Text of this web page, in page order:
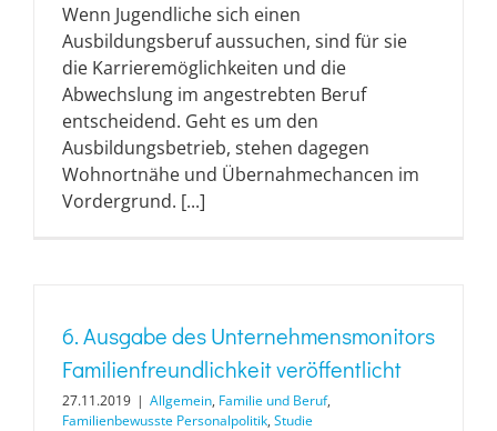
Wenn Jugendliche sich einen
Ausbildungsberuf aussuchen, sind für sie
die Karrieremöglichkeiten und die
Abwechslung im angestrebten Beruf
entscheidend. Geht es um den
Ausbildungsbetrieb, stehen dagegen
Wohnortnähe und Übernahmechancen im
Vordergrund. [...]
6. Ausgabe des Unternehmensmonitors
Familienfreundlichkeit veröffentlicht
27.11.2019 | Allgemein, Familie und Beruf,
Familienbewusste Personalpolitik, Studie